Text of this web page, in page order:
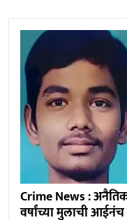
Crime News :
वर्षांच्या मुलाची